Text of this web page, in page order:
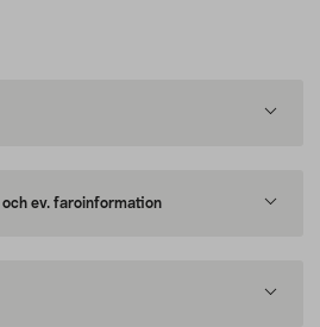
ev. faroinformation